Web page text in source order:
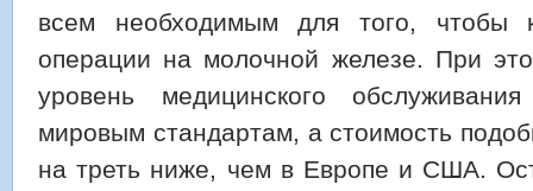
всем необходимым для того, чтобы
операции на молочной железе. При
уровень медицинского
мировым стандартам, а стоимость
на треть ниже, чем в Европе и США.